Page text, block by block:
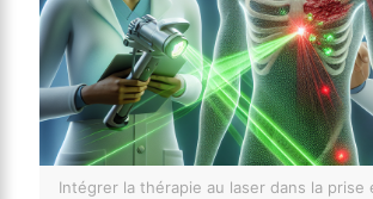
Intégrer la thérapie au laser dans la prise